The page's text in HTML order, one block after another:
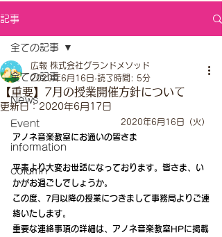
記事
全ての記事
News
Event
information
column
全ての記事
【重要】7月の授業開催方針について
広報 株式会社グランドメソッド
2020年6月16日 読了時間: 5分
更新日： 2020年6月17日
2020年6月16日（火）
アノネ音楽教室にお通いの皆さま
平素より大変お世話になっております。皆さま、い
かがお過ごしでしょうか。
この度、7月以降の授業につきまして事務局よりご連
絡いたします。
重要な連絡事項の詳細は、アノネ音楽教室HPに掲載